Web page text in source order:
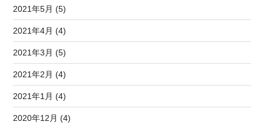
2021年5月 (5)
2021年4月 (4)
2021年3月 (5)
2021年2月 (4)
2021年1月 (4)
2020年12月 (4)